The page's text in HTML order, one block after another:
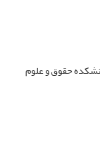
حقوق و علوم